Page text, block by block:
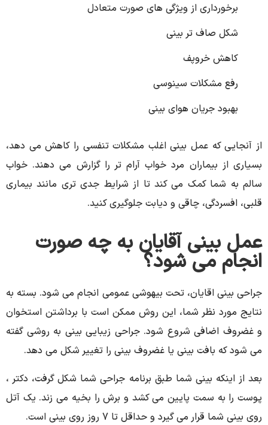
برخورداری از ویژگی های صورت متعادل
شکل صاف تر بینی
کاهش خروپف
رفع مشکلات سینوسی
بهبود جریان هوای بینی
از آنجایی که عمل بینی اغلب مشکلات تنفسی را کاهش می دهد،
بسیاری از بیماران مرد خواب آرام تر را گزارش می دهند. خواب
سالم به شما کمک می کند تا از شرایط جدی تری مانند بیماری
قلبی، افسردگی، چاقی و دیابت جلوگیری کنید.
عمل بینی آقایان به چه صورت
انجام می شود؟
جراحی بینی اقایان، تحت بیهوشی عمومی انجام می شود. بسته به
نتایج مورد نظر شما، این روش ممکن است با برداشتن استخوان
و غضروف اضافی شروع شود. جراحی زیبایی بینی به روشی گفته
می شود که بافت بینی یا غضروف بینی را تغییر شکل می دهد.
بعد از اینکه بینی شما طبق برنامه جراحی شما شکل گرفت، دکتر ،
پوست را به سمت پایین می کشد و برش را بخیه می زند. یک آتل
روی بینی شما قرار می گیرد و حداقل تا 7 روز روی بینی است.